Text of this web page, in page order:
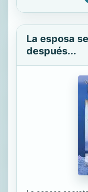
La esposa
después...